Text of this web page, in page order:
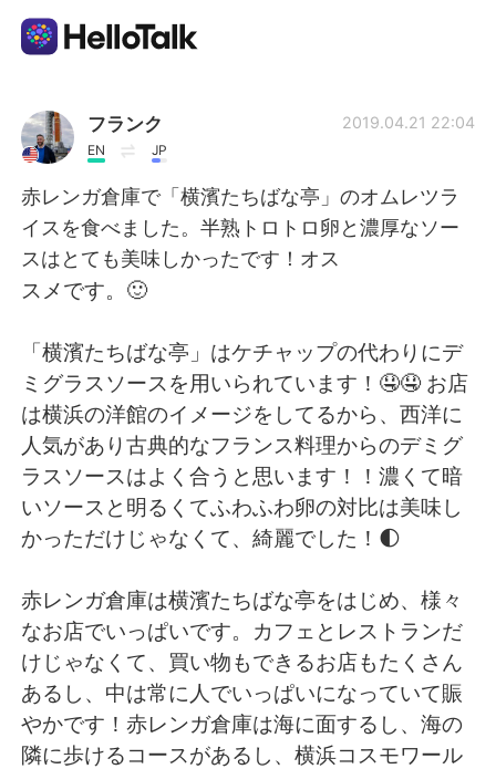
Приложение для Языкового Обмена
AI Grammar Checker
Русский
繁體中文 Español
العربية Français
Deutsch 日本語
Indonesia Italiano
Türkçe Tiếng Việt
Português
フランク
EN JP
2019.04.21 22:04
赤レンガ倉庫で「横濱たちばな亭」のオムレツラ
イスを食べました。半熟トロトロ卵と濃厚なソー
スはとても美味しかったです！オス
スメです。🙂
「横濱たちばな亭」はケチャップの代わりにデ
ミグラスソースを用いられています！🤤🤤 お店
は横浜の洋館のイメージをしてるから、西洋に
人気があり古典的なフランス料理からのデミグ
ラスソースはよく合うと思います！！濃くて暗
いソースと明るくてふわふわ卵の対比は美味し
かっただけじゃなくて、綺麗でした！🌓
赤レンガ倉庫は横濱たちばな亭をはじめ、様々
なお店でいっぱいです。カフェとレストランだ
けじゃなくて、買い物もできるお店もたくさん
あるし、中は常に人でいっぱいになっていて賑
やかです！赤レンガ倉庫は海に面するし、海の
隣に歩けるコースがあるし、横浜コスモワール